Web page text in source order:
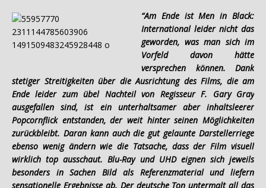
“Am Ende ist Men in Black:
International leider nicht das
geworden, was man sich im
Vorfeld davon hätte
versprechen können. Dank
stetiger Streitigkeiten über die Ausrichtung des Films, die am
Ende leider zum übel Nachteil von Regisseur F. Gary Gray
ausgefallen sind, ist ein unterhaltsamer aber inhaltsleerer
Popcornflick entstanden, der weit hinter seinen Möglichkeiten
zurückbleibt. Daran kann auch die gut gelaunte Darstellerriege
ebenso wenig ändern wie die Tatsache, dass der Film visuell
wirklich top ausschaut. Blu-Ray und UHD eignen sich jeweils
besonders in Sachen Bild als Referenzmaterial und liefern
sensationelle Ergebnisse ab. Der deutsche Ton untermalt all das